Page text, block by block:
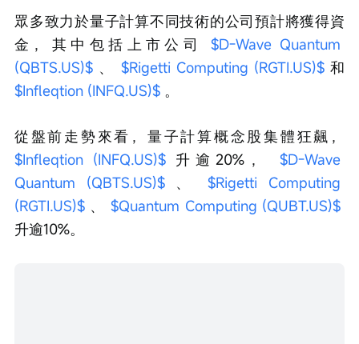
眾多致力於量子計算不同技術的公司預計將獲得資
金，其中包括上市公司 $D-Wave Quantum
(QBTS.US)$ 、 $Rigetti Computing (RGTI.US)$ 和
$Infleqtion (INFQ.US)$ 。
從盤前走勢來看，量子計算概念股集體狂飆，
$Infleqtion (INFQ.US)$ 升逾20%， $D-Wave
Quantum (QBTS.US)$ 、 $Rigetti Computing
(RGTI.US)$ 、 $Quantum Computing (QUBT.US)$
升逾10%。